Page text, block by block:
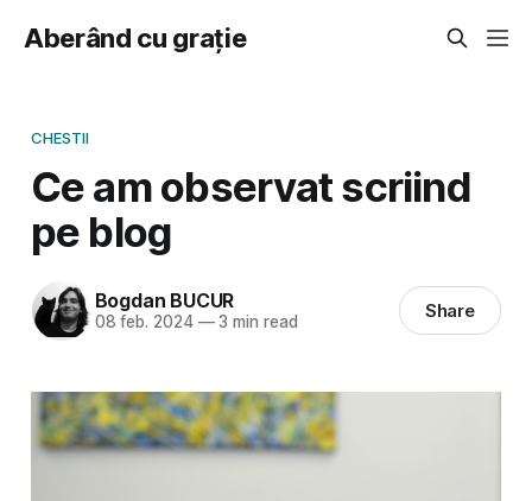
Aberând cu grație
CHESTII
Ce am observat scriind
pe blog
Bogdan BUCUR
08 feb. 2024 —3 min read Share